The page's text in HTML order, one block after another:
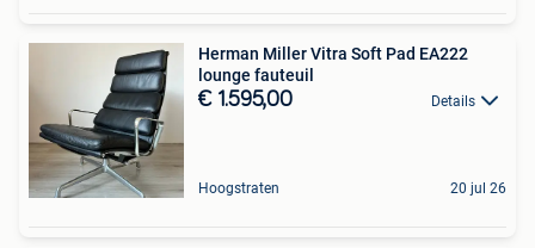
Herman Miller Vitra Soft Pad EA222
lounge fauteuil
€ 1.595,00 Details
Hoogstraten 20 jul 26